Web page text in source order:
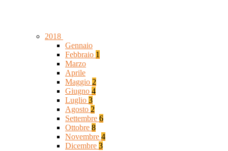
2018
Gennaio
Febbraio 1
Marzo
Aprile
Maggio 2
Giugno 4
Luglio 3
Agosto 2
Settembre 6
Ottobre 8
Novembre 4
Dicembre 3